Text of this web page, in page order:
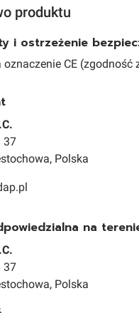
produktu
i ostrzeżenie
oznaczenie CE (zgodność
37
Polska
na
37
Polska